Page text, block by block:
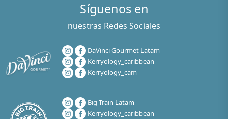
Síguenos en
nuestras Redes Sociales
DaVinci Gourmet Latam
Kerryology_caribbean
Kerryology_cam
Big Train Latam
Kerryology_caribbean